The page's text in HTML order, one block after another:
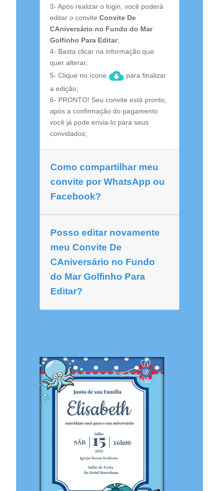
3- Após realizar o login, você poderá
editar o convite Convite De
CAniversário no Fundo do Mar
Golfinho Para Editar;
4- Basta clicar na informação que
quer alterar;
5- Clique no ícone
para finalizar
a edição;
6- PRONTO! Seu convite está pronto,
após a confirmação do pagamento
você já pode envia-lo para seus
convidados;
Como compartilhar meu
convite por WhatsApp ou
Facebook?
Posso editar novamente
meu Convite De
CAniversário no Fundo
do Mar Golfinho Para
Editar?